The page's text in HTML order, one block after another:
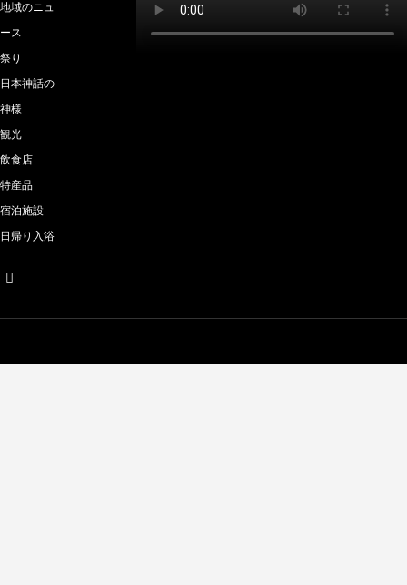
地域のニュ
ース
祭り
日本神話の
神様
観光
飲食店
特産品
宿泊施設
日帰り入浴